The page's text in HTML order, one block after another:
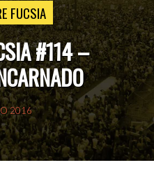
FUCSIA
#114 –
2016